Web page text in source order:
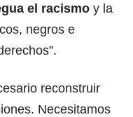
el racismo y la
negros e
reconstruir
Necesitamos